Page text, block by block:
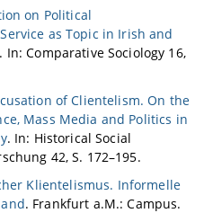
on Political
as Topic in Irish and
. In: Comparative Sociology 16,
of Clientelism. On the
Mass Media and Politics in
. In: Historical Social
42, S. 172–195.
Klientelismus. Informelle
. Frankfurt a.M.: Campus.